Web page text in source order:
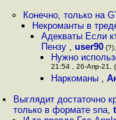
Конечно, только на
Некроманты в
Адекваты Если
Пензу ,user90
Нужно
21:54 , 26-Апр-21,
Наркоманы ,
Выглядит достаточно
только в формате sna,